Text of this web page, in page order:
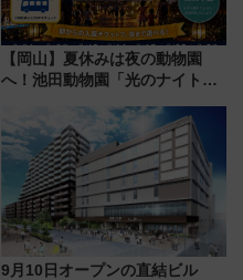
【岡山】夏休みは夜の動物園
へ！池田動物園「光のナイトズ
9月10日オープンの直結ビル